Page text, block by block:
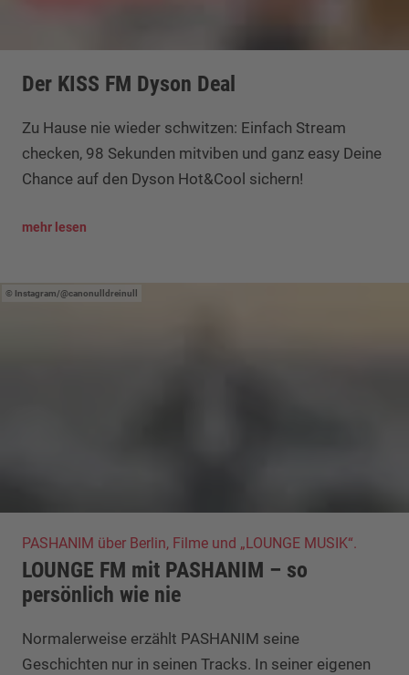
Der KISS FM Dyson Deal
Zu Hause nie wieder schwitzen: Einfach Stream
checken, 98 Sekunden mitviben und ganz easy Deine
Chance auf den Dyson Hot&Cool sichern!
mehr lesen
Instagram/@canonulldreinull
PASHANIM über Berlin, Filme und „LOUNGE MUSIK“.
LOUNGE FM mit PASHANIM – so
persönlich wie nie
Normalerweise erzählt PASHANIM seine
Geschichten nur in seinen Tracks. In seiner eigenen